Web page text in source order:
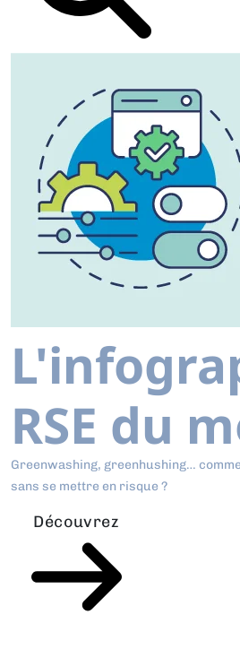
RSE du
Greenwashing, greenhushing…
sans se mettre en risque ?
Découvrez